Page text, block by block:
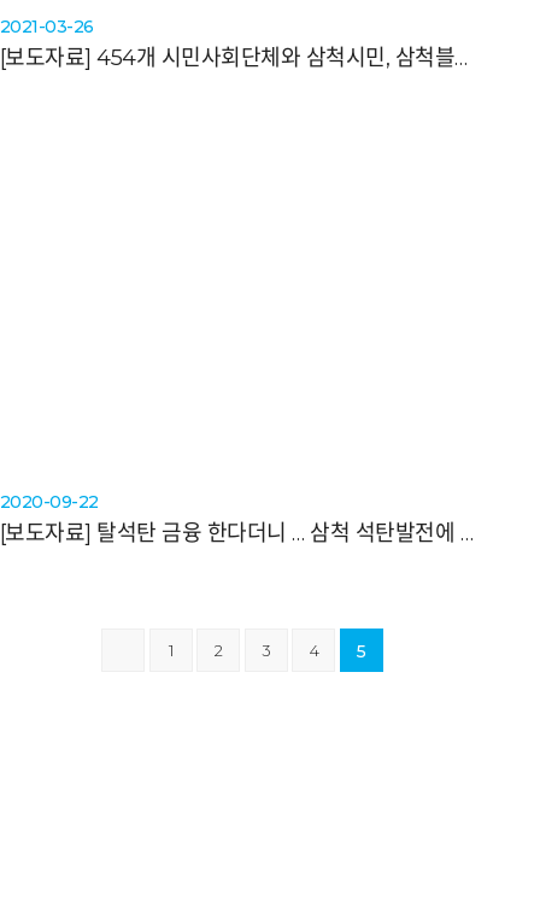
2021-03-26
[보도자료] 454개 시민사회단체와 삼척시민, 삼척블루파워 중단을 위한 선언대회 개최
2020-09-22
[보도자료] 탈석탄 금융 한다더니 … 삼척 석탄발전에 투자하는 금융기관들
1 2 3 4 5